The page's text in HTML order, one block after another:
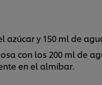
azúcar y 150 ml de
con los 200 ml de
en el almíbar.